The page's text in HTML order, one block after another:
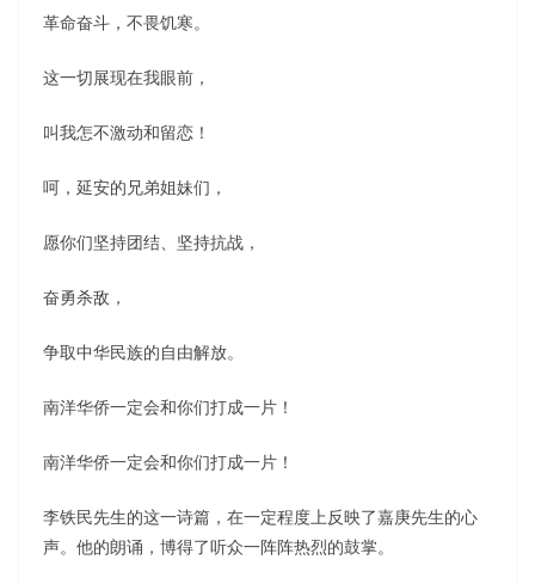
革命奋斗，不畏饥寒。
这一切展现在我眼前，
叫我怎不激动和留恋！
呵，延安的兄弟姐妹们，
愿你们坚持团结、坚持抗战，
奋勇杀敌，
争取中华民族的自由解放。
南洋华侨一定会和你们打成一片！
南洋华侨一定会和你们打成一片！
李铁民先生的这一诗篇，在一定程度上反映了嘉庚先生的心
声。他的朗诵，博得了听众一阵阵热烈的鼓掌。